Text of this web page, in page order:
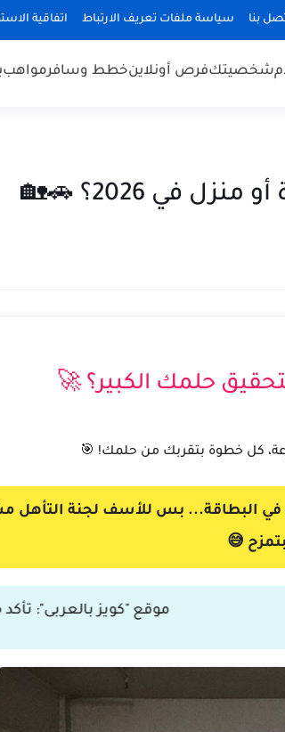
بنا سياسة ملفات تعريف الارتباط اتفاقية
شخصيتكفرص أونلاينخطط وسافرمواهب
في 2026؟ 🚗🏡
حلمك الكبير؟ 🚀
كل خطوة بتقربك من حلمك! 🎯
في البطاقة... بس للأسف لجنة التأهل
بتمزح 😅
موقع "كويز بالعربى": تأكد